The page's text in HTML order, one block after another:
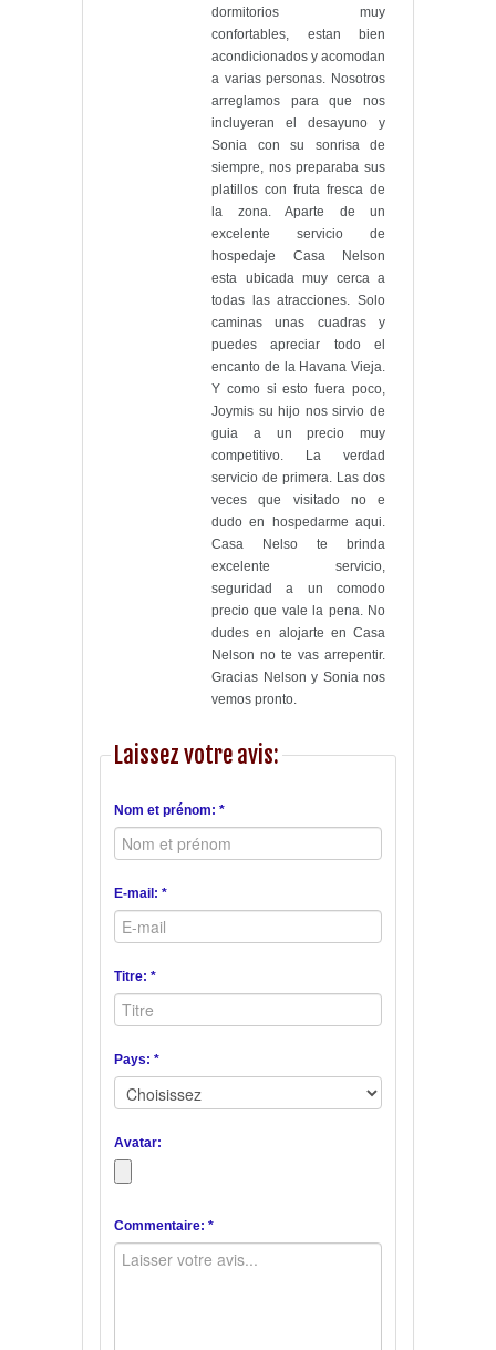
dormitorios muy
confortables, estan bien
acondicionados y acomodan
a varias personas. Nosotros
arreglamos para que nos
incluyeran el desayuno y
Sonia con su sonrisa de
siempre, nos preparaba sus
platillos con fruta fresca de
la zona. Aparte de un
excelente servicio de
hospedaje Casa Nelson
esta ubicada muy cerca a
todas las atracciones. Solo
caminas unas cuadras y
puedes apreciar todo el
encanto de la Havana Vieja.
Y como si esto fuera poco,
Joymis su hijo nos sirvio de
guia a un precio muy
competitivo. La verdad
servicio de primera. Las dos
veces que visitado no e
dudo en hospedarme aqui.
Casa Nelso te brinda
excelente servicio,
seguridad a un comodo
precio que vale la pena. No
dudes en alojarte en Casa
Nelson no te vas arrepentir.
Gracias Nelson y Sonia nos
vemos pronto.
Laissez votre avis:
Nom et prénom: *
E-mail: *
Titre: *
Pays: *
Avatar:
Commentaire: *